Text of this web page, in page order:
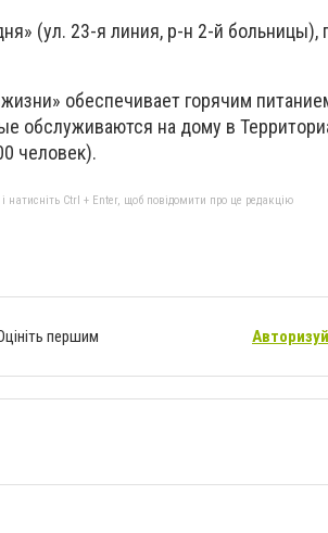
(ул. 23-я линия, р-н 2-й больницы),
обеспечивает горячим
обслуживаются на дому в
человек).
натисніть Ctrl + Enter, щоб повідомити про це редакцію
першим